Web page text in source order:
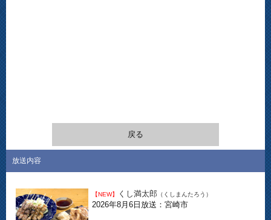
戻る
放送内容
【NEW】 くし満太郎 （くしまんたろう）
2026年8月6日放送：宮崎市